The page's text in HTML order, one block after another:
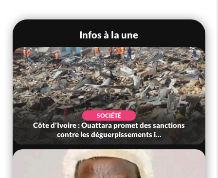
Infos à la une
SOCIÉTÉ
Côte d'Ivoire : Ouattara promet des sanctions
contre les déguerpissements i...